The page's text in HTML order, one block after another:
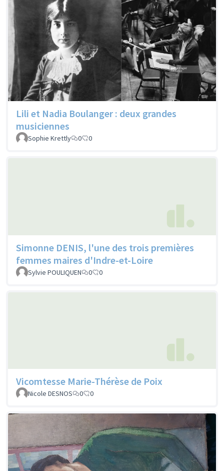
Lili et Nadia Boulanger : deux grandes
musiciennes
Sophie Krettly 0 0
Simonne DENIS, l'une des trois premières
femmes maires d'Indre-et-Loire
Sylvie POULIQUEN 0 0
Vicomtesse Marie-Thérèse de Poix
Nicole DESNOS 0 0